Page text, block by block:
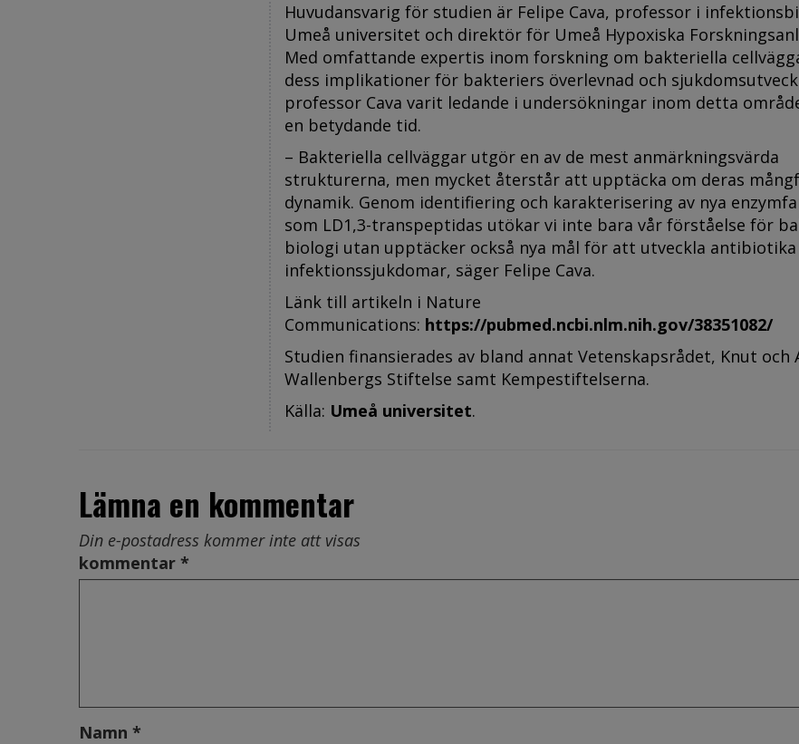
Huvudansvarig för studien är Felipe Cava, professor i
Umeå universitet och direktör för Umeå Hypoxiska
Med omfattande expertis inom forskning om bakteriella
dess implikationer för bakteriers överlevnad och
professor Cava varit ledande i undersökningar inom detta
en betydande tid.
– Bakteriella cellväggar utgör en av de mest anmärkningsvärda
strukturerna, men mycket återstår att upptäcka om deras
dynamik. Genom identifiering och karakterisering av nya
som LD1,3-transpeptidas utökar vi inte bara vår förståelse för
biologi utan upptäcker också nya mål för att utveckla
infektionssjukdomar, säger Felipe Cava.
Länk till artikeln i Nature
Communications: https://pubmed.ncbi.nlm.nih.gov/38351082/
Studien finansierades av bland annat Vetenskapsrådet, Knut och
Wallenbergs Stiftelse samt Kempestiftelserna.
Källa: Umeå universitet.
Lämna en kommentar
Din e-postadress kommer inte att visas
kommentar *
Namn *